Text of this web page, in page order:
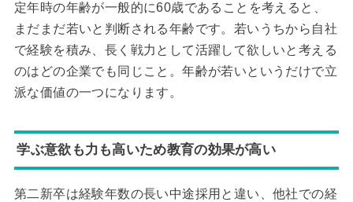
定年時の年齢が一般的に60歳であることを考えると、
まだまだ若いと判断される年齢です。若いうちから自社
で経験を積み、長く戦力として活躍して欲しいと考える
のはどの企業でも同じこと。年齢が若いというだけで立
派な価値の一つになります。
学ぶ意欲も力も高いため教育の効果が高い
第二新卒は経験年数の長い中途採用と違い、他社での経